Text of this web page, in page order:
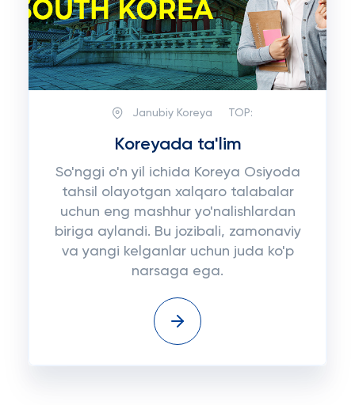
Janubiy Koreya TOP:
Koreyada ta'lim
So'nggi o'n yil ichida Koreya Osiyoda
tahsil olayotgan xalqaro talabalar
uchun eng mashhur yo'nalishlardan
biriga aylandi. Bu jozibali, zamonaviy
va yangi kelganlar uchun juda ko'p
narsaga ega.